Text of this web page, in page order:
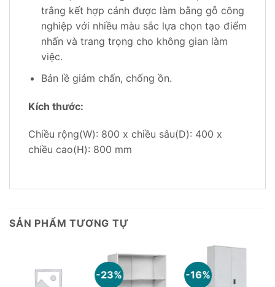
trắng kết hợp cánh được làm bằng gỗ công
nghiệp với nhiều màu sắc lựa chọn tạo điểm
nhấn và trang trọng cho không gian làm
việc.
Bản lề giảm chấn, chống ồn.
Kích thước:
Chiều rộng(W): 800 x chiều sâu(D): 400 x
chiều cao(H): 800 mm
SẢN PHẨM TƯƠNG TỰ
-23% -16%